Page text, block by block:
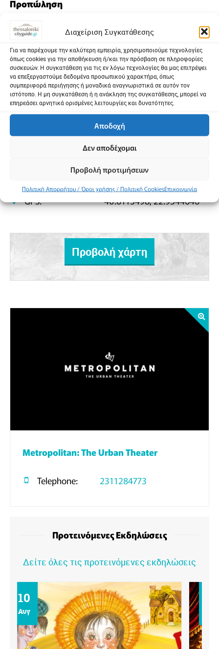
Διαχείριση Συγκατάθεσης
Για να παρέχουμε την καλύτερη εμπειρία, χρησιμοποιούμε τεχνολογίες
όπως cookies για την αποθήκευση ή/και την πρόσβαση σε πληροφορίες
συσκευών. Η συγκατάθεση για τις εν λόγω τεχνολογίες θα μας επιτρέψει
να επεξεργαστούμε δεδομένα προσωπικού χαρακτήρα, όπως
συμπεριφορά περιήγησης ή μοναδικά αναγνωριστικά σε αυτόν τον
ιστότοπο. Η μη συγκατάθεση ή η ανάκληση της συγκατάθεσης, μπορεί να
επηρεάσει αρνητικά ορισμένες λειτουργίες και δυνατότητες.
Αποδοχή
Δεν αποδέχομαι
Προβολή προτιμήσεων
Πολιτική Απορρήτου / Όροι χρήσης / Πολιτική CookiesΕπικοινωνία
Προπώληση
more.com (by viva)
Ταμείο του θεάτρου
Κοινοποίηση
Facebook
X EmailPrintFriendly
Μοιραστείτε
Αλ. Φλέμινγκ 2
GPS:
40.6113498, 22.9544646
Προβολή χάρτη
Metropolitan: The Urban Theater
Telephone: 2311284773
Προτεινόμενες Εκδηλώσεις
Δείτε όλες τις προτεινόμενες εκδηλώσεις
11
Αυγ